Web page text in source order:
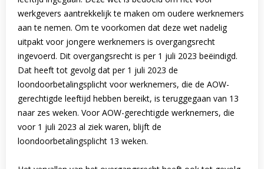
werkgevers aantrekkelijk te maken om oudere werknemers
aan te nemen. Om te voorkomen dat deze wet nadelig
uitpakt voor jongere werknemers is overgangsrecht
ingevoerd. Dit overgangsrecht is per 1 juli 2023 beëindigd.
Dat heeft tot gevolg dat per 1 juli 2023 de
loondoorbetalingsplicht voor werknemers, die de AOW-
gerechtigde leeftijd hebben bereikt, is teruggegaan van 13
naar zes weken. Voor AOW-gerechtigde werknemers, die
voor 1 juli 2023 al ziek waren, blijft de
loondoorbetalingsplicht 13 weken.